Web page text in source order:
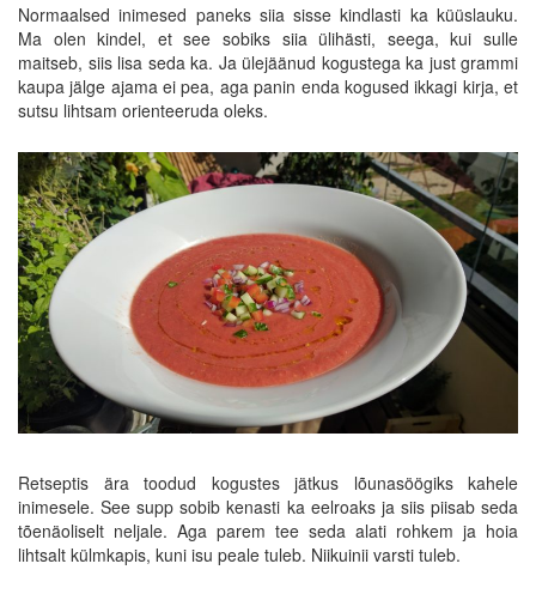
Normaalsed inimesed paneks siia sisse kindlasti ka küüslauku.
Ma olen kindel, et see sobiks siia ülihästi, seega, kui sulle
maitseb, siis lisa seda ka. Ja ülejäänud kogustega ka just grammi
kaupa jälge ajama ei pea, aga panin enda kogused ikkagi kirja, et
sutsu lihtsam orienteeruda oleks.
Retseptis ära toodud kogustes jätkus lõunasöögiks kahele
inimesele. See supp sobib kenasti ka eelroaks ja siis piisab seda
tõenäoliselt neljale. Aga parem tee seda alati rohkem ja hoia
lihtsalt külmkapis, kuni isu peale tuleb. Niikuinii varsti tuleb.